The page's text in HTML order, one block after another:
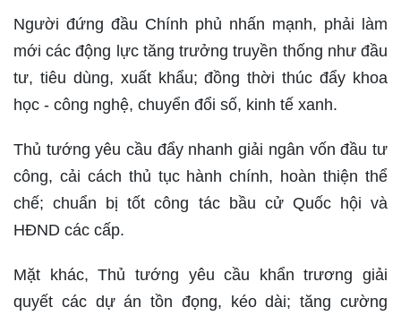
Người đứng đầu Chính phủ nhấn mạnh, phải làm
mới các động lực tăng trưởng truyền thống như đầu
tư, tiêu dùng, xuất khẩu; đồng thời thúc đẩy khoa
học - công nghệ, chuyển đổi số, kinh tế xanh.
Thủ tướng yêu cầu đẩy nhanh giải ngân vốn đầu tư
công, cải cách thủ tục hành chính, hoàn thiện thể
chế; chuẩn bị tốt công tác bầu cử Quốc hội và
HĐND các cấp.
Mặt khác, Thủ tướng yêu cầu khẩn trương giải
quyết các dự án tồn đọng, kéo dài; tăng cường